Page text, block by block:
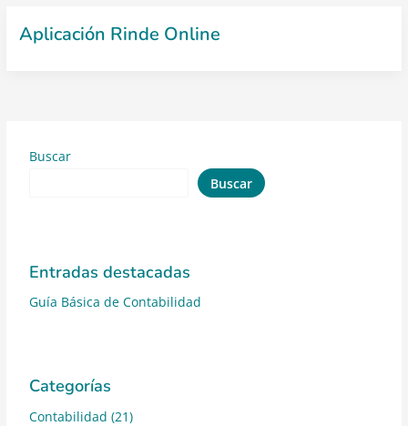
Aplicación Rinde Online
Buscar
Buscar
Entradas destacadas
Guía Básica de Contabilidad
Categorías
Contabilidad (21)